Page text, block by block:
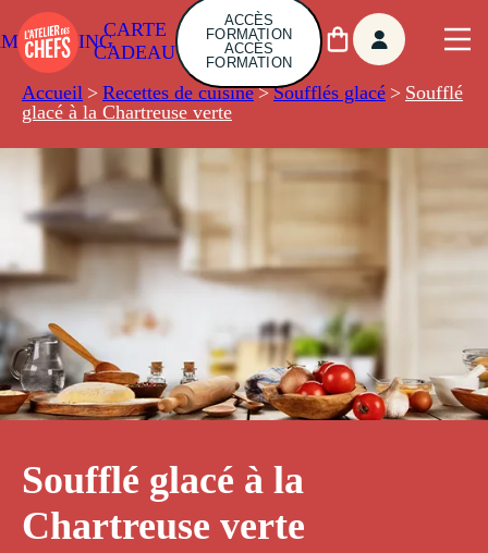
CARTE
CADEAU
ACCÈS
FORMATION
ACCÈS
FORMATION
Accueil > Recettes de cuisine > Soufflés glacé > Soufflé
glacé à la Chartreuse verte
Soufflé glacé à la
Chartreuse verte